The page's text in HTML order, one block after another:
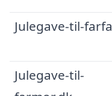
Julegave-til-
Julegave-til-